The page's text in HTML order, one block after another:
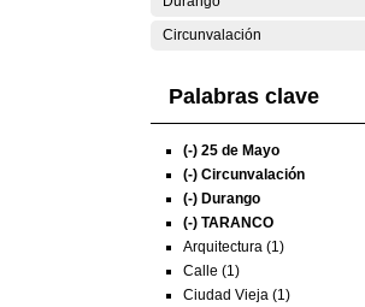
Circunvalación
Palabras clave
(-) 25 de Mayo
(-) Circunvalación
(-) Durango
(-) TARANCO
Arquitectura (1)
Calle (1)
Ciudad Vieja (1)